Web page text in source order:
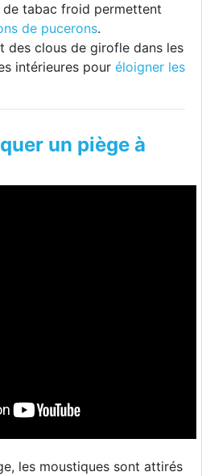
tabac froid permettent
de pucerons.
des clous de girofle dans les
intérieures pour éloigner les
un piège à
les moustiques sont attirés